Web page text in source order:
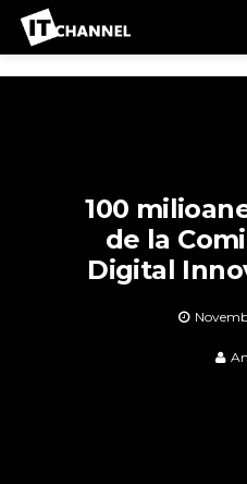
100
de la
Digital